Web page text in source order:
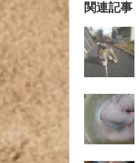
関連記事